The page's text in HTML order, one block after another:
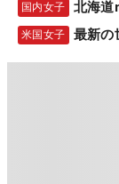
国内女子 北海
米国女子 最新の